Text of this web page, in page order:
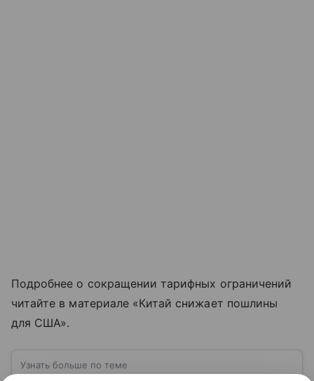
Подробнее о сокращении тарифных ограничений
читайте в материале «Китай снижает пошлины
для США».
Узнать больше по теме